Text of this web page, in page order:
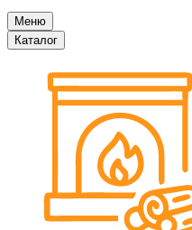
Меню
Каталог